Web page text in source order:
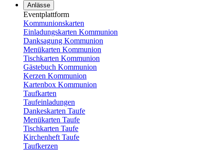
Anlässe
Eventplattform
Kommunionskarten
Einladungskarten Kommunion
Danksagung Kommunion
Menükarten Kommunion
Tischkarten Kommunion
Gästebuch Kommunion
Kerzen Kommunion
Kartenbox Kommunion
Taufkarten
Taufeinladungen
Dankeskarten Taufe
Menükarten Taufe
Tischkarten Taufe
Kirchenheft Taufe
Taufkerzen